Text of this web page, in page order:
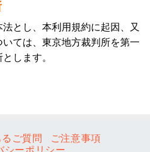
とし、本利用規約に起因、又
ては、東京地方裁判所を第一
します。
ご質問
ご注意事項
シーポリシー